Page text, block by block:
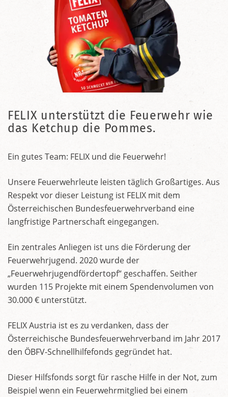
FELIX unterstützt die Feuerwehr wie
das Ketchup die Pommes.
Ein gutes Team: FELIX und die Feuerwehr!
Unsere Feuerwehrleute leisten täglich Großartiges. Aus
Respekt vor dieser Leistung ist FELIX mit dem
Österreichischen Bundesfeuerwehrverband eine
langfristige Partnerschaft eingegangen.
Ein zentrales Anliegen ist uns die Förderung der
Feuerwehrjugend. 2020 wurde der
„Feuerwehrjugendfördertopf“ geschaffen. Seither
wurden 115 Projekte mit einem Spendenvolumen von
30.000 € unterstützt.
FELIX Austria ist es zu verdanken, dass der
Österreichische Bundesfeuerwehrverband im Jahr 2017
den ÖBFV-Schnellhilfefonds gegründet hat.
Dieser Hilfsfonds sorgt für rasche Hilfe in der Not, zum
Beispiel wenn ein Feuerwehrmitglied bei einem